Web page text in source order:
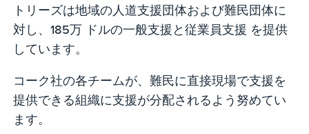
トリーズは地域の人道支援団体および難民団体に
対し、185万 ドルの一般支援と従業員支援 を提供
しています。
コーク社の各チームが、難民に直接現場で支援を
提供できる組織に支援が分配されるよう努めてい
ます。